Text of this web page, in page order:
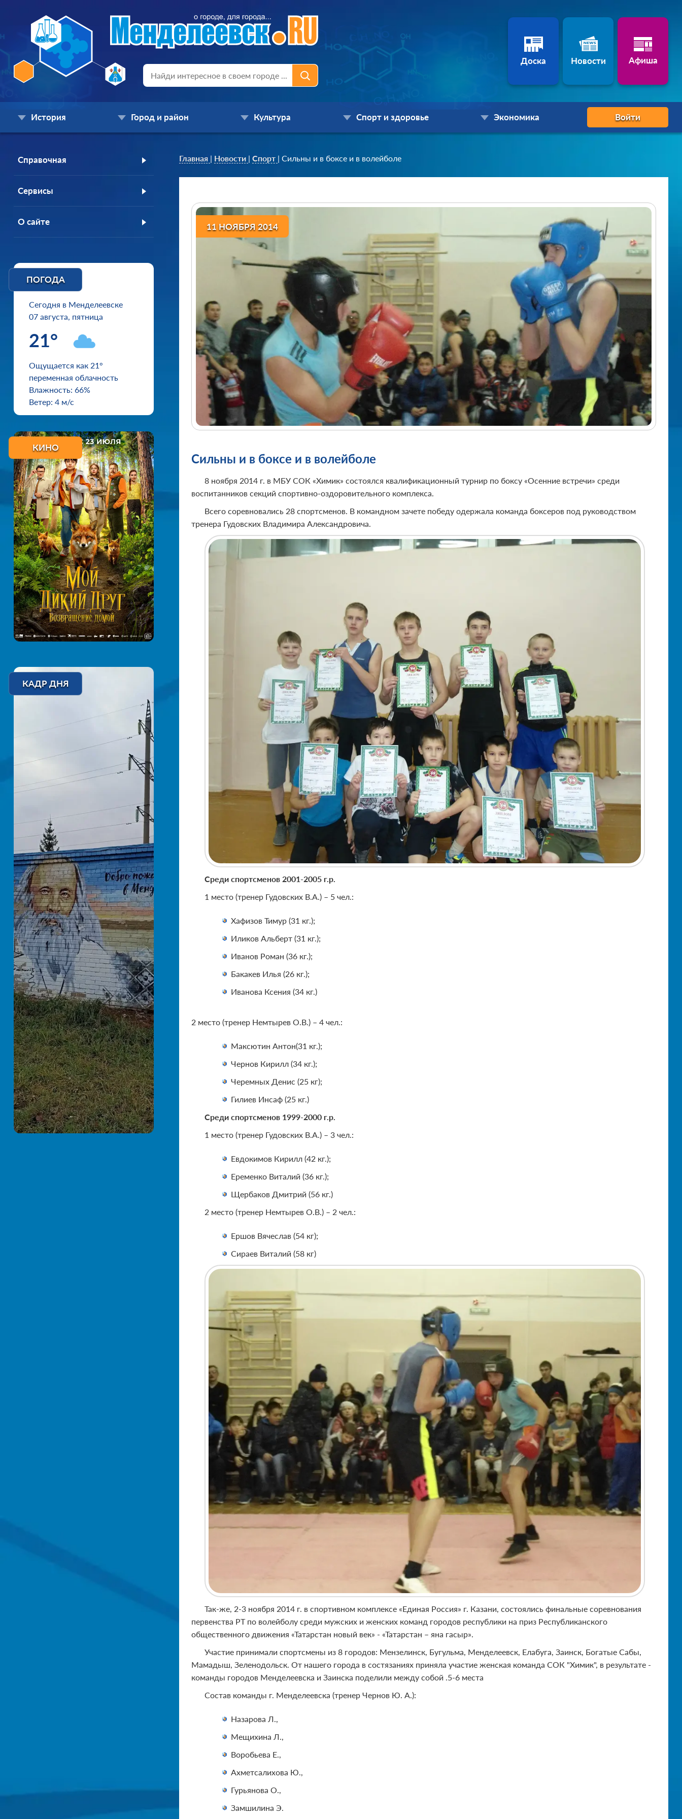
Доска Новости Афиша
История Город и район Культура Спорт и здоровье Экономика Войти
Справочная
Сервисы
О сайте
ПОГОДА
Сегодня в Менделеевске
07 августа, пятница
21°
Ощущается как 21°
переменная облачность
Влажность: 66%
Ветер: 4 м/с
КИНО
КАДР ДНЯ
Главная | Новости | Спорт | Сильны и в боксе и в волейболе
11 НОЯБРЯ 2014
Сильны и в боксе и в волейболе
8 ноября 2014 г. в МБУ СОК «Химик» состоялся квалификационный турнир по боксу «Осенние встречи» среди
воспитанников секций спортивно-оздоровительного комплекса.
Всего соревновались 28 спортсменов. В командном зачете победу одержала команда боксеров под руководством
тренера Гудовских Владимира Александровича.
Среди спортсменов 2001-2005 г.р.
1 место (тренер Гудовских В.А.) – 5 чел.:
Хафизов Тимур (31 кг.);
Иликов Альберт (31 кг.);
Иванов Роман (36 кг.);
Бакакев Илья (26 кг.);
Иванова Ксения (34 кг.)
2 место (тренер Немтырев О.В.) – 4 чел.:
Максютин Антон(31 кг.);
Чернов Кирилл (34 кг.);
Черемных Денис (25 кг);
Гилиев Инсаф (25 кг.)
Среди спортсменов 1999-2000 г.р.
1 место (тренер Гудовских В.А.) – 3 чел.:
Евдокимов Кирилл (42 кг.);
Еременко Виталий (36 кг.);
Щербаков Дмитрий (56 кг.)
2 место (тренер Немтырев О.В.) – 2 чел.:
Ершов Вячеслав (54 кг);
Сираев Виталий (58 кг)
Так-же, 2-3 ноября 2014 г. в спортивном комплексе «Единая Россия» г. Казани, состоялись финальные соревнования
первенства РТ по волейболу среди мужских и женских команд городов республики на приз Республиканского
общественного движения «Татарстан новый век» - «Татарстан – яна гасыр».
Участие принимали спортсмены из 8 городов: Мензелинск, Бугульма, Менделеевск, Елабуга, Заинск, Богатые Сабы,
Мамадыш, Зеленодольск. От нашего города в состязаниях приняла участие женская команда СОК "Химик", в результате -
команды городов Менделеевска и Заинска поделили между собой .5-6 места
Состав команды г. Менделеевска (тренер Чернов Ю. А.):
Назарова Л.,
Мещихина Л.,
Воробьева Е.,
Ахметсалихова Ю.,
Гурьянова О.,
Замшилина Э.